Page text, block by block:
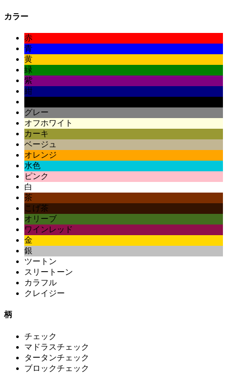
カラー
赤
青
黄
緑
紫
紺
グレー
オフホワイト
カーキ
ベージュ
オレンジ
水色
ピンク
白
茶
こげ茶
オリーブ
ワインレッド
金
銀
ツートン
スリートーン
カラフル
クレイジー
柄
チェック
マドラスチェック
タータンチェック
ブロックチェック